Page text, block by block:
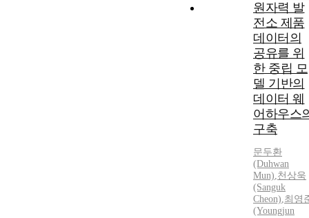
원자력 발
전소 제품
데이터의
공유를 위
한 중립 모
델 기반의
데이터 웨
어하우스
구축
문두환
(Duhwan
Mun),천상욱
(Sanguk
Cheon),최영
(Youngjun